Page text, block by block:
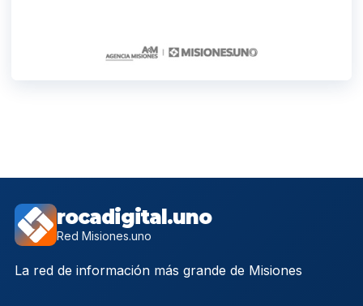
rocadigital.uno
Red Misiones.uno
La red de información más grande de Misiones